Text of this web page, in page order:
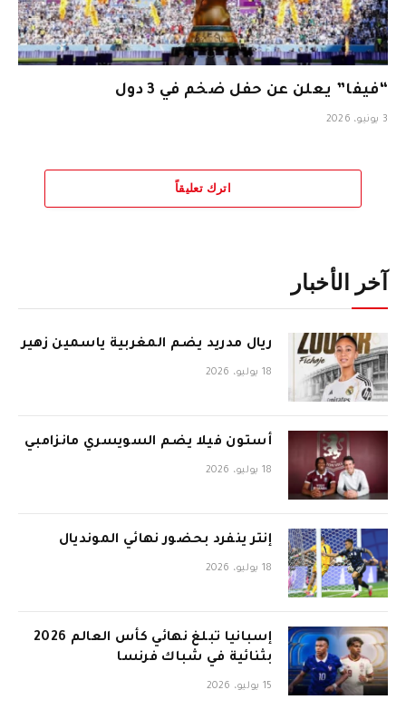
“فيفا” يعلن عن حفل ضخم في 3 دول
3 يونيو، 2026
اترك تعليقاً
آخر الأخبار
ريال مدريد يضم المغربية ياسمين زهير
18 يوليو، 2026
أستون فيلا يضم السويسري مانزامبي
18 يوليو، 2026
إنتر ينفرد بحضور نهائي المونديال
18 يوليو، 2026
إسبانيا تبلغ نهائي كأس العالم 2026
بثنائية في شباك فرنسا
15 يوليو، 2026